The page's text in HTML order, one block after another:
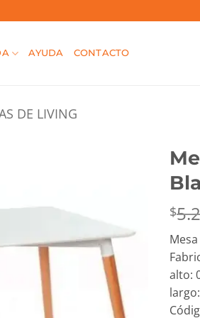
AYUDA CONTACTO
DE LIVING
$
alto: